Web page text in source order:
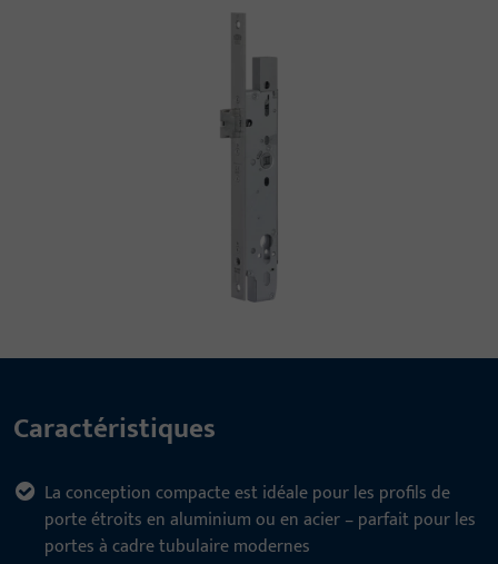
Caractéristiques
La conception compacte est idéale pour les profils de
porte étroits en aluminium ou en acier – parfait pour les
portes à cadre tubulaire modernes